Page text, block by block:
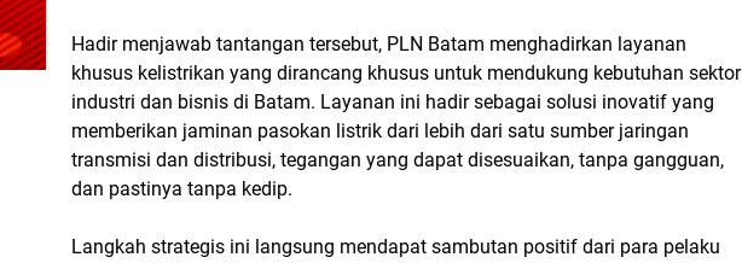
Hadir menjawab tantangan tersebut, PLN Batam menghadirkan layanan
khusus kelistrikan yang dirancang khusus untuk mendukung kebutuhan sektor
industri dan bisnis di Batam. Layanan ini hadir sebagai solusi inovatif yang
memberikan jaminan pasokan listrik dari lebih dari satu sumber jaringan
transmisi dan distribusi, tegangan yang dapat disesuaikan, tanpa gangguan,
dan pastinya tanpa kedip.
Langkah strategis ini langsung mendapat sambutan positif dari para pelaku